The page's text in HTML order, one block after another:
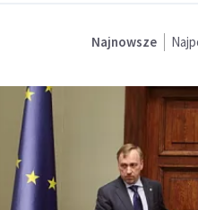
Najnowsze